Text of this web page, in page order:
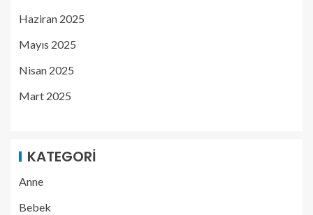
Haziran 2025
Mayıs 2025
Nisan 2025
Mart 2025
KATEGORI
Anne
Bebek